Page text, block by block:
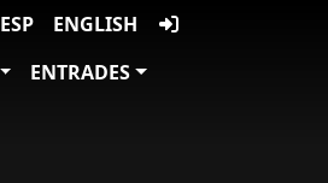
ESP
ENGLISH
ENTRADES